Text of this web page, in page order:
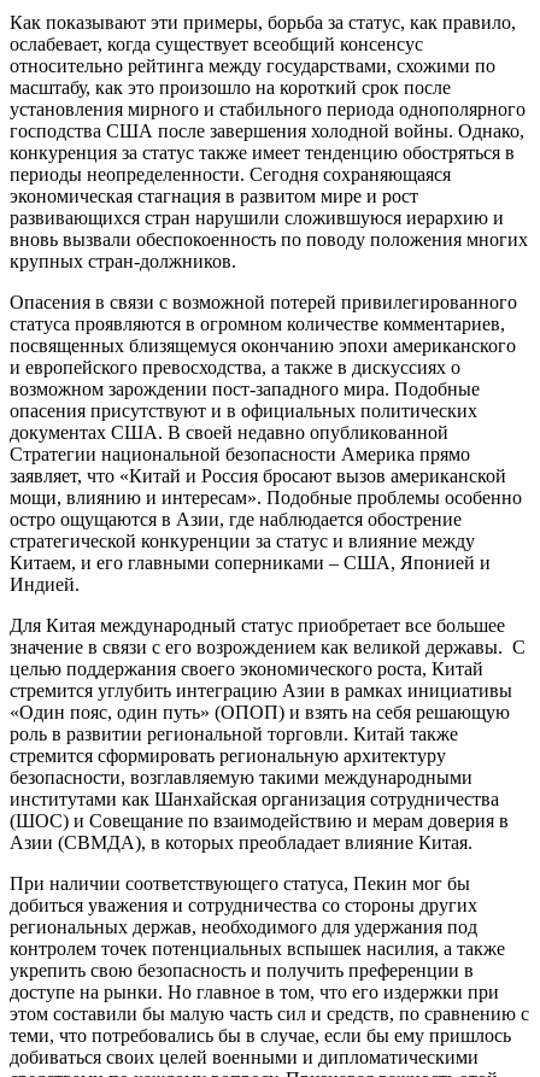
Как показывают эти примеры, борьба за статус, как правило,
ослабевает, когда существует всеобщий консенсус
относительно рейтинга между государствами, схожими по
масштабу, как это произошло на короткий срок после
установления мирного и стабильного периода однополярного
господства США после завершения холодной войны. Однако,
конкуренция за статус также имеет тенденцию обостряться в
периоды неопределенности. Сегодня сохраняющаяся
экономическая стагнация в развитом мире и рост
развивающихся стран нарушили сложившуюся иерархию и
вновь вызвали обеспокоенность по поводу положения многих
крупных стран-должников.
Опасения в связи с возможной потерей привилегированного
статуса проявляются в огромном количестве комментариев,
посвященных близящемуся окончанию эпохи американского
и европейского превосходства, а также в дискуссиях о
возможном зарождении пост-западного мира. Подобные
опасения присутствуют и в официальных политических
документах США. В своей недавно опубликованной
Стратегии национальной безопасности Америка прямо
заявляет, что «Китай и Россия бросают вызов американской
мощи, влиянию и интересам». Подобные проблемы особенно
остро ощущаются в Азии, где наблюдается обострение
стратегической конкуренции за статус и влияние между
Китаем, и его главными соперниками – США, Японией и
Индией.
Для Китая международный статус приобретает все большее
значение в связи с его возрождением как великой державы. С
целью поддержания своего экономического роста, Китай
стремится углубить интеграцию Азии в рамках инициативы
«Один пояс, один путь» (ОПОП) и взять на себя решающую
роль в развитии региональной торговли. Китай также
стремится сформировать региональную архитектуру
безопасности, возглавляемую такими международными
институтами как Шанхайская организация сотрудничества
(ШОС) и Совещание по взаимодействию и мерам доверия в
Азии (СВМДА), в которых преобладает влияние Китая.
При наличии соответствующего статуса, Пекин мог бы
добиться уважения и сотрудничества со стороны других
региональных держав, необходимого для удержания под
контролем точек потенциальных вспышек насилия, а также
укрепить свою безопасность и получить преференции в
доступе на рынки. Но главное в том, что его издержки при
этом составили бы малую часть сил и средств, по сравнению с
теми, что потребовались бы в случае, если бы ему пришлось
добиваться своих целей военными и дипломатическими